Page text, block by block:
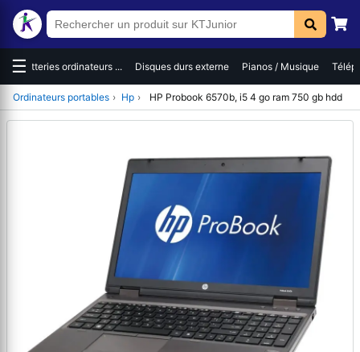
☰Batteries ordinateurs ... Disques durs externe Pianos / Musique
Ordinateurs portables › Hp › HP Probook 6570b, i5 4 go ram 750 gb hdd